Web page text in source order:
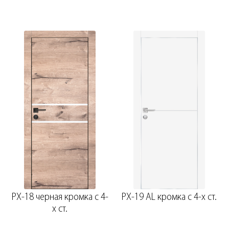
PX-18 черная кромка с 4-
х ст.
PX-19 AL кромка с 4-х ст.